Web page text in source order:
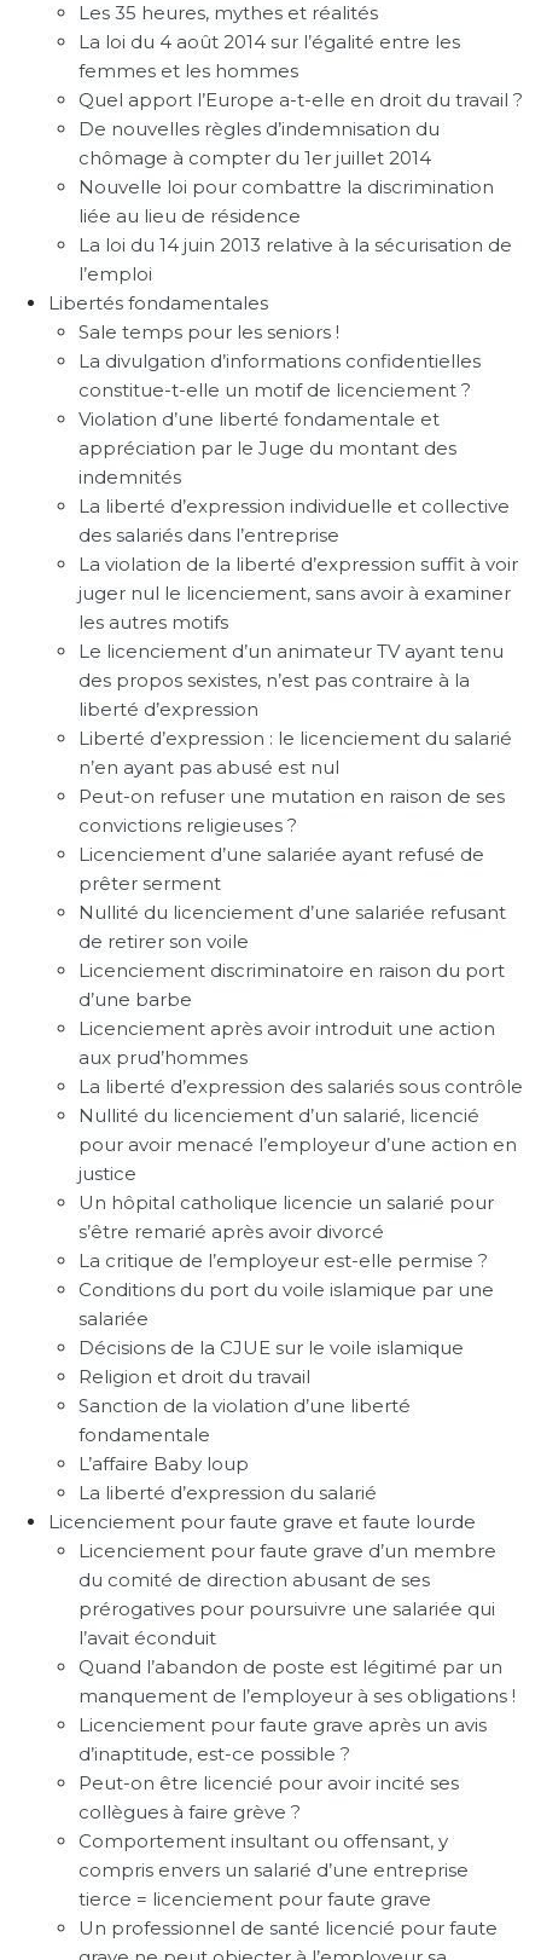
Les 35 heures, mythes et réalités
La loi du 4 août 2014 sur l’égalité entre les
femmes et les hommes
Quel apport l’Europe a-t-elle en droit du travail ?
De nouvelles règles d’indemnisation du
chômage à compter du 1er juillet 2014
Nouvelle loi pour combattre la discrimination
liée au lieu de résidence
La loi du 14 juin 2013 relative à la sécurisation de
l’emploi
Libertés fondamentales
Sale temps pour les seniors !
La divulgation d’informations confidentielles
constitue-t-elle un motif de licenciement ?
Violation d’une liberté fondamentale et
appréciation par le Juge du montant des
indemnités
La liberté d’expression individuelle et collective
des salariés dans l’entreprise
La violation de la liberté d’expression suffit à voir
juger nul le licenciement, sans avoir à examiner
les autres motifs
Le licenciement d’un animateur TV ayant tenu
des propos sexistes, n’est pas contraire à la
liberté d’expression
Liberté d’expression : le licenciement du salarié
n’en ayant pas abusé est nul
Peut-on refuser une mutation en raison de ses
convictions religieuses ?
Licenciement d’une salariée ayant refusé de
prêter serment
Nullité du licenciement d’une salariée refusant
de retirer son voile
Licenciement discriminatoire en raison du port
d’une barbe
Licenciement après avoir introduit une action
aux prud’hommes
La liberté d’expression des salariés sous contrôle
Nullité du licenciement d’un salarié, licencié
pour avoir menacé l’employeur d’une action en
justice
Un hôpital catholique licencie un salarié pour
s’être remarié après avoir divorcé
La critique de l’employeur est-elle permise ?
Conditions du port du voile islamique par une
salariée
Décisions de la CJUE sur le voile islamique
Religion et droit du travail
Sanction de la violation d’une liberté
fondamentale
L’affaire Baby loup
La liberté d’expression du salarié
Licenciement pour faute grave et faute lourde
Licenciement pour faute grave d’un membre
du comité de direction abusant de ses
prérogatives pour poursuivre une salariée qui
l’avait éconduit
Quand l’abandon de poste est légitimé par un
manquement de l’employeur à ses obligations !
Licenciement pour faute grave après un avis
d’inaptitude, est-ce possible ?
Peut-on être licencié pour avoir incité ses
collègues à faire grève ?
Comportement insultant ou offensant, y
compris envers un salarié d’une entreprise
tierce = licenciement pour faute grave
Un professionnel de santé licencié pour faute